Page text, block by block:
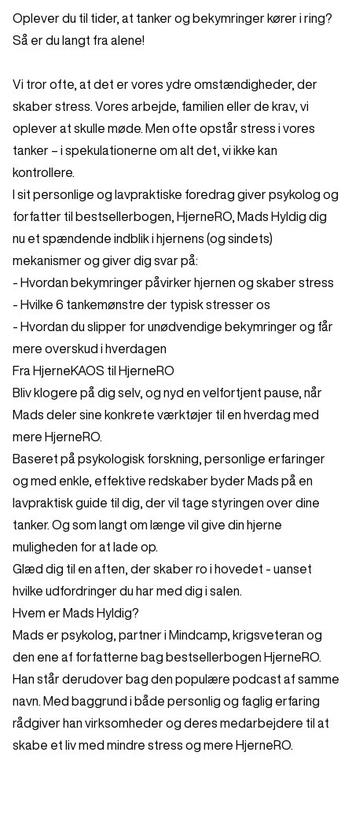
Oplever du til tider, at tanker og bekymringer kører i ring?
Så er du langt fra alene!
Vi tror ofte, at det er vores ydre omstændigheder, der
skaber stress. Vores arbejde, familien eller de krav, vi
oplever at skulle møde. Men ofte opstår stress i vores
tanker – i spekulationerne om alt det, vi ikke kan
kontrollere.
I sit personlige og lavpraktiske foredrag giver psykolog og
forfatter til bestsellerbogen, HjerneRO, Mads Hyldig dig
nu et spændende indblik i hjernens (og sindets)
mekanismer og giver dig svar på:
- Hvordan bekymringer påvirker hjernen og skaber stress
- Hvilke 6 tankemønstre der typisk stresser os
- Hvordan du slipper for unødvendige bekymringer og får
mere overskud i hverdagen
Fra HjerneKAOS til HjerneRO
Bliv klogere på dig selv, og nyd en velfortjent pause, når
Mads deler sine konkrete værktøjer til en hverdag med
mere HjerneRO.
Baseret på psykologisk forskning, personlige erfaringer
og med enkle, effektive redskaber byder Mads på en
lavpraktisk guide til dig, der vil tage styringen over dine
tanker. Og som langt om længe vil give din hjerne
muligheden for at lade op.
Glæd dig til en aften, der skaber ro i hovedet - uanset
hvilke udfordringer du har med dig i salen.
Hvem er Mads Hyldig?
Mads er psykolog, partner i Mindcamp, krigsveteran og
den ene af forfatterne bag bestsellerbogen HjerneRO.
Han står derudover bag den populære podcast af samme
navn. Med baggrund i både personlig og faglig erfaring
rådgiver han virksomheder og deres medarbejdere til at
skabe et liv med mindre stress og mere HjerneRO.